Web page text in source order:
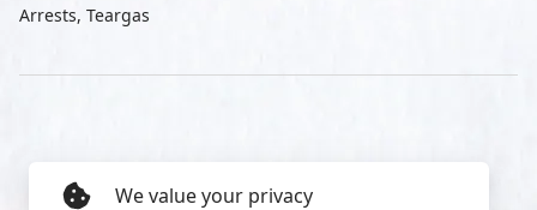
Arrests, Teargas
We value your privacy